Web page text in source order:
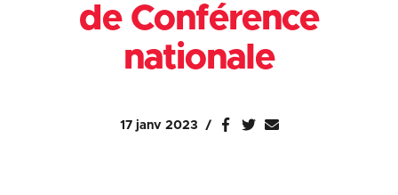
de Conférence
nationale
17 janv 2023